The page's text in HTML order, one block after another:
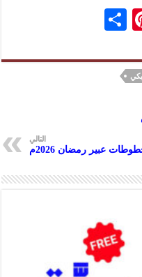
Pi
er
es
ar
التالي
عبير رمضان 2026م